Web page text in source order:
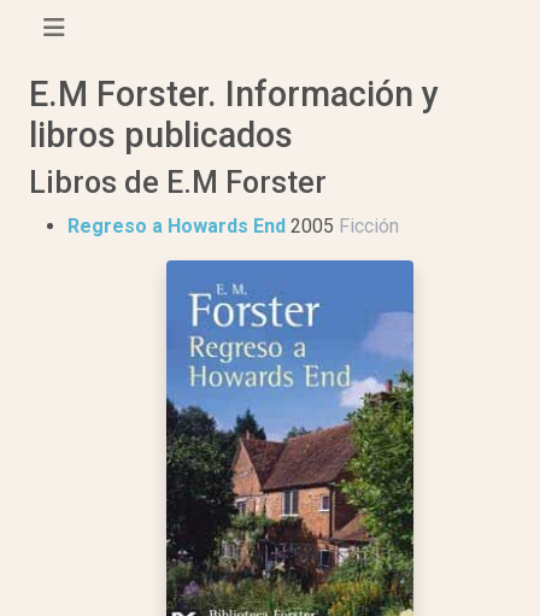
E.M Forster. Información y
libros publicados
Libros de E.M Forster
Regreso a Howards End 2005 Ficción